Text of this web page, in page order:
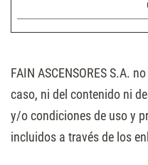
FAIN ASCENSORES S.A.
caso, ni del contenido ni
y/o condiciones de uso y
incluidos a través de los